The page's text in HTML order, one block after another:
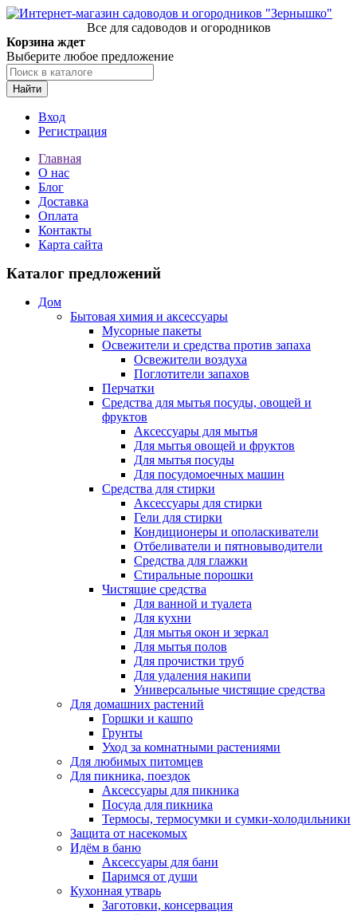
Все для садоводов и огородников
Корзина ждет
Выберите любое предложение
Найти
Вход
Регистрация
Главная
О нас
Блог
Доставка
Оплата
Контакты
Карта сайта
Каталог предложений
Дом
Бытовая химия и аксессуары
Мусорные пакеты
Освежители и средства против запаха
Освежители воздуха
Поглотители запахов
Перчатки
Средства для мытья посуды, овощей и
фруктов
Аксессуары для мытья
Для мытья овощей и фруктов
Для мытья посуды
Для посудомоечных машин
Средства для стирки
Аксессуары для стирки
Гели для стирки
Кондиционеры и ополаскиватели
Отбеливатели и пятновыводители
Средства для глажки
Стиральные порошки
Чистящие средства
Для ванной и туалета
Для кухни
Для мытья окон и зеркал
Для мытья полов
Для прочистки труб
Для удаления накипи
Универсальные чистящие средства
Для домашних растений
Горшки и кашпо
Грунты
Уход за комнатными растениями
Для любимых питомцев
Для пикника, поездок
Аксессуары для пикника
Посуда для пикника
Термосы, термосумки и сумки-холодильники
Защита от насекомых
Идём в баню
Аксессуары для бани
Паримся от души
Кухонная утварь
Заготовки, консервация